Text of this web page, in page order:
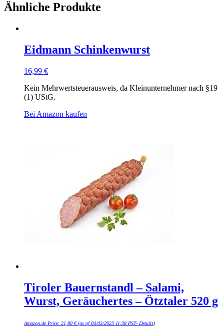
Ähnliche Produkte
Eidmann Schinkenwurst
16,99 €
Kein Mehrwertsteuerausweis, da Kleinunternehmer nach §19
(1) UStG.
Bei Amazon kaufen
Tiroler Bauernstandl – Salami,
Wurst, Geräuchertes – Ötztaler 520 g
Amazon.de Price: 21,80 €(as of 04/03/2023 11:38 PST- Details)